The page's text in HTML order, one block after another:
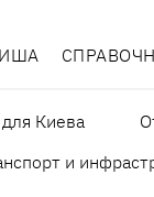
Киева
и